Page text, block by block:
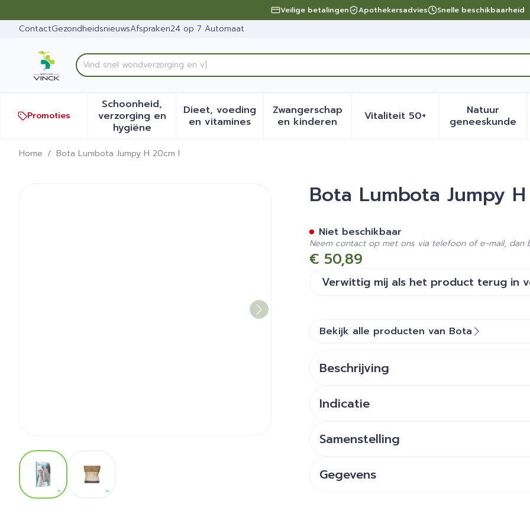
Veilige betalingen Apothekersadvies Snelle beschikbaarheid
ContactGezondheidsnieuwsAfspraken24 op 7 Automaat
Product, merk, categorie...
V
Promoties
Schoonheid,
verzorging en
hygiëneToon submenu voor Schoonheid, verzorging en hygiëne categorie
Dieet, voeding
en vitamines
Toon submenu voor Dieet, voeding en vitamines categorie
Zwangerschap
en kinderenToon submenu voor Zwangerschap en
Vitaliteit 50+Toon submenu voor
Natuur
geneeskunde
Toon
Home / Bota Lumbota Jumpy H 20cm l
View larger image
Bota Lumbota Jumpy
€ 50,89
Verwittig mij als het product terug in
Niet beschikbaar
Neem contact op met ons via telefoon of e-mail, dan
Bekijk alle producten van Bota
Beschrijving
Indicatie
Samenstelling
Gegevens